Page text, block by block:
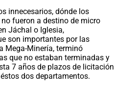
innecesarios, dónde los
fueron a destino de micro
Jáchal o Iglesia,
son importantes por las
Mega-Minería, terminó
que no estaban terminadas y
7 años de plazos de licitación
dos departamentos.